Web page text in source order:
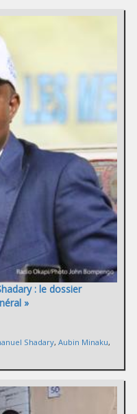
: le dossier
»
Shadary, Aubin Minaku,